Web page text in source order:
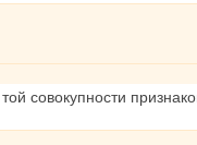
совокупности